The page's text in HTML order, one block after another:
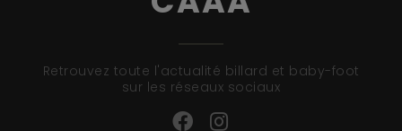
Retrouvez toute l'actualité billard et baby-foot
sur les réseaux sociaux